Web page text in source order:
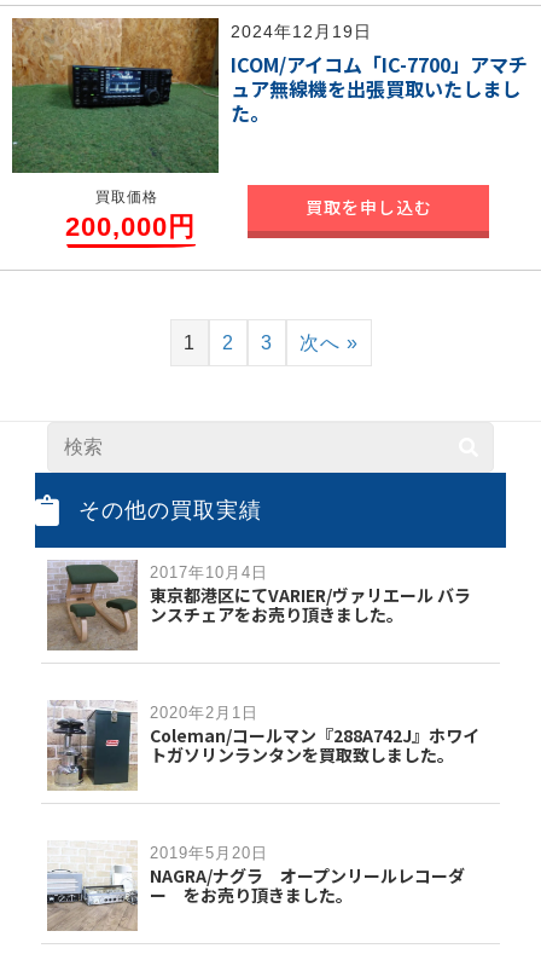
2024年12月19日
ICOM/アイコム「IC-7700」アマチ
ュア無線機を出張買取いたしまし
た。
買取価格
200,000円
買取を申し込む
1 2 3 次へ »
その他の買取実績
2017年10月4日
東京都港区にてVARIER/ヴァリエール バラ
ンスチェアをお売り頂きました。
2020年2月1日
Coleman/コールマン『288A742J』ホワイ
トガソリンランタンを買取致しました。
2019年5月20日
NAGRA/ナグラ オープンリールレコーダ
ー をお売り頂きました。